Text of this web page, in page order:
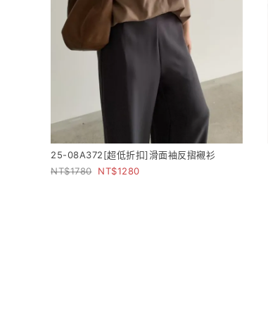
25-08A372[超低折扣]滑面袖反摺襯衫
1780
1280